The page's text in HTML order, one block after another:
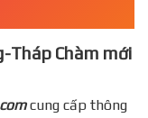
Tháp Chàm mới
cung cấp thông